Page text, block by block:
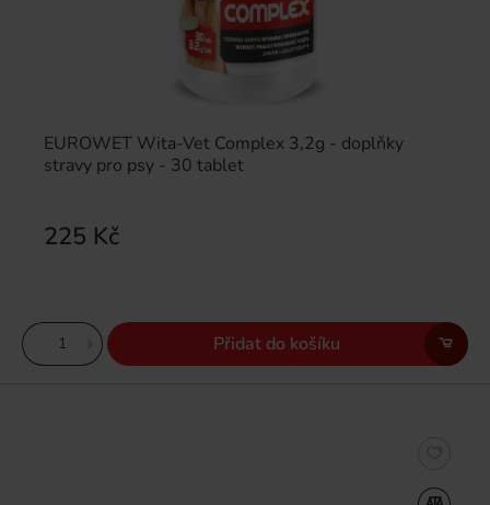
EUROWET Wita-Vet Complex 3,2g - doplňky
stravy pro psy - 30 tablet
225 Kč
Přidat do košíku